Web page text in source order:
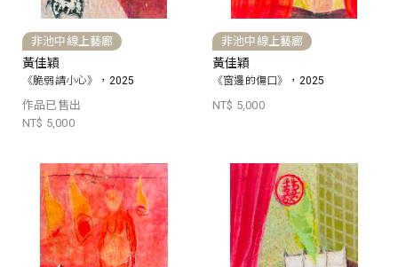
非池中線上藝廊
黃佳穎
《脆弱請小心》，2025
作品已售出
NT$ 5,000
非池中線上藝廊
黃佳穎
《窗邊的傷口》，2025
NT$ 5,000